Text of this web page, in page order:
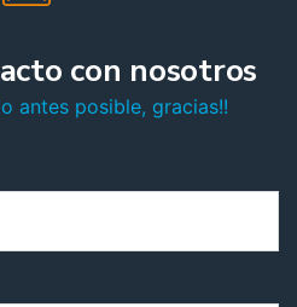
con nosotros
antes posible, gracias!!